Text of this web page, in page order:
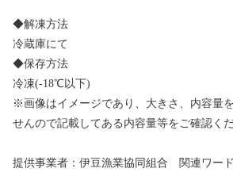
◆解凍方法
冷蔵庫にて
◆保存方法
冷凍(-18℃以下)
※画像はイメージであり、大きさ、内容量
せんので記載してある内容量等をご確認くだ
提供事業者：伊豆漁業協同組合 関連ワー